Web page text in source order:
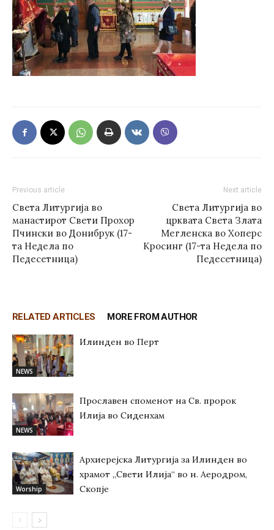
Previous article
Света Литургија во
манастирот Свети Прохор
Пчински во Донибрук (17-
та Недела по
Педесетница)
Next article
Света Литургија во
црквата Света Злата
Мегленска во Хоперс
Кросинг (17-та Недела по
Педесетница)
RELATED ARTICLES MORE FROM AUTHOR
NEWS
Илинден во Перт
NEWS
Прославен споменот на Св. пророк
Илија во Сиденхам
Worship
Архиерејска Литургија за Илинден во
храмот „Свети Илија“ во н. Аеродром,
Скопје